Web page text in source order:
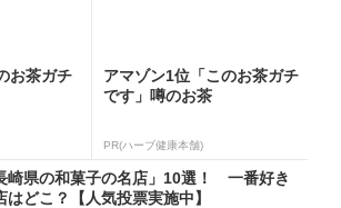
お茶ガチ
アマゾン1位「このお茶ガチ
です」噂のお茶
PR(ハーブ健康本舗)
崎県の和菓子の名店」10選！ 一番好き
はどこ？【人気投票実施中】